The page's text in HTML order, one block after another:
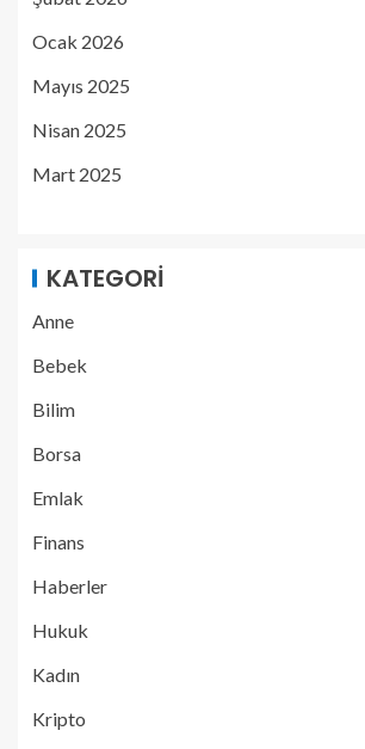
Ocak 2026
Mayıs 2025
Nisan 2025
Mart 2025
KATEGORI
Anne
Bebek
Bilim
Borsa
Emlak
Finans
Haberler
Hukuk
Kadın
Kripto